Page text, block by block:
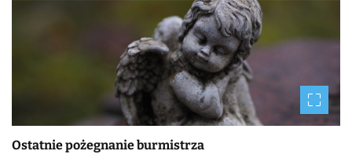
Ostatnie pożegnanie burmistrza